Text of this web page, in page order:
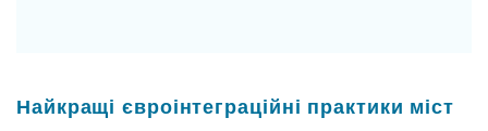
Найкращі євроінтеграційні практики міст